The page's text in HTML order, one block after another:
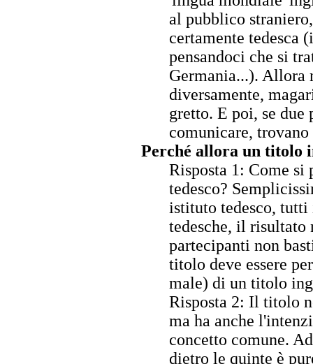
al pubblico
certamente tedesca
pensandoci che si
Germania...). Allora
diversamente,
gretto. E poi, se due
comunicare,
Perché allora un titolo
Risposta 1: Come
tedesco?
istituto tedesco, tutti
tedesche, il risultato
partecipanti non
titolo deve essere
male) di un titolo
Risposta 2: Il titolo
ma ha anche
concetto comune.
dietro le quinte è